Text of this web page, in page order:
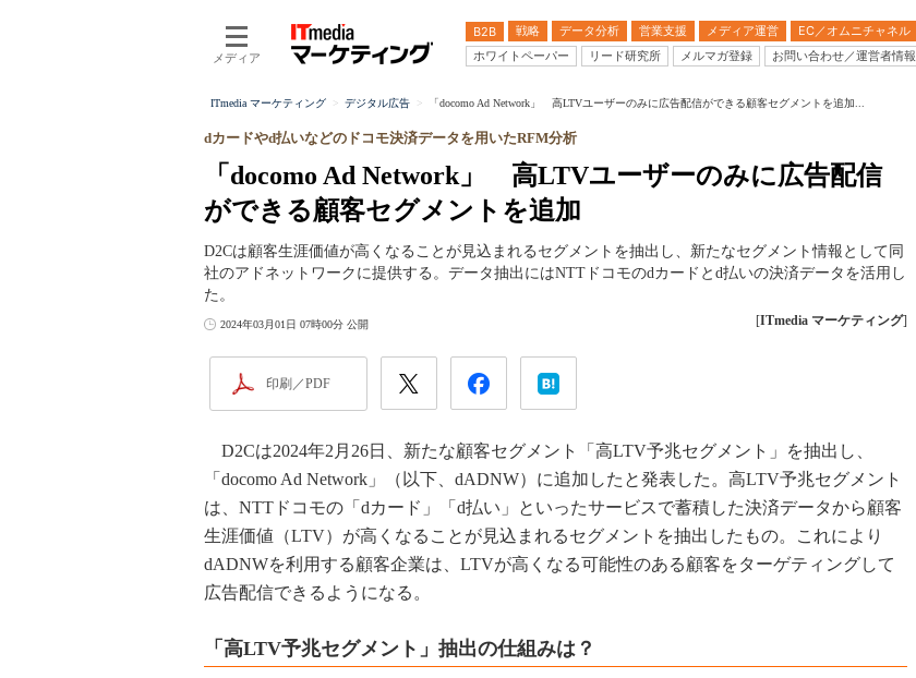
メディア
B2B 戦略 データ分析 営業支援 メディア運営 EC／オムニチャネル
ホワイトペーパー
リード研究所 メルマガ登録 お問い合わせ／運営者情報
ITmedia マーケティング デジタル広告 「docomo Ad Network」 高LTVユーザーのみに広告配信ができる顧客セグメントを追加...
「docomo Ad Network」 高LTVユーザーのみに広告配信
ができる顧客セグメントを追加
dカードやd払いなどのドコモ決済データを用いたRFM分析
D2Cは顧客生涯価値が高くなることが見込まれるセグメントを抽出し、新たなセグメント情報として同
社のアドネットワークに提供する。データ抽出にはNTTドコモのdカードとd払いの決済データを活用し
た。
2024年03月01日 07時00分 公開 [ITmedia マーケティング]
印刷／PDF
D2Cは2024年2月26日、新たな顧客セグメント「高LTV予兆セグメント」を抽出し、
「docomo Ad Network」（以下、dADNW）に追加したと発表した。高LTV予兆セグメント
は、NTTドコモの「dカード」「d払い」といったサービスで蓄積した決済データから顧客
生涯価値（LTV）が高くなることが見込まれるセグメントを抽出したもの。これにより
dADNWを利用する顧客企業は、LTVが高くなる可能性のある顧客をターゲティングして
広告配信できるようになる。
「高LTV予兆セグメント」抽出の仕組みは？